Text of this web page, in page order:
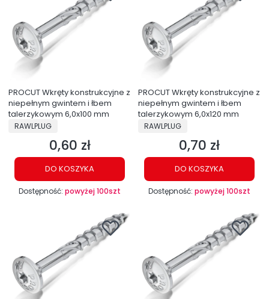
PROCUT Wkręty konstrukcyjne z
niepełnym gwintem i łbem
talerzykowym 6,0x100 mm
PRODUCENT
RAWLPLUG
Cena
0,60 zł
DO KOSZYKA
Dostępność: powyżej 100szt
PROCUT Wkręty konstrukcyjne z
niepełnym gwintem i łbem
talerzykowym 6,0x120 mm
PRODUCENT
RAWLPLUG
Cena
0,70 zł
DO KOSZYKA
Dostępność: powyżej 100szt